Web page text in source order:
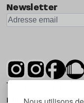
Newsletter
Tsugi est un
musique et les